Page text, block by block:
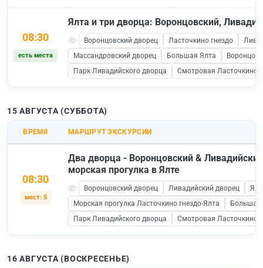
08:30
есть места
Ялта и три дворца: Воронцовский,
Воронцовский дворец Ласточкино гнездо
Массандровский дворец
Большая Ялта
Парк Ливадийского дворца
Смотровая Ласточкино
15 АВГУСТА (СУББОТА)
ВРЕМЯ МАРШРУТ ЭКСКУРСИИ
08:30
мест: 5
Два дворца - Воронцовский &
морская прогулка в Ялте
Воронцовский дворец Ливадийский дворец
Морская прогулка Ласточкино гнездо-Ялта
Большая
Парк Ливадийского дворца
Смотровая Ласточкино
16 АВГУСТА (ВОСКРЕСЕНЬЕ)